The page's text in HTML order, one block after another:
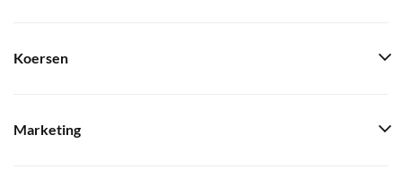
Koersen
Marketing